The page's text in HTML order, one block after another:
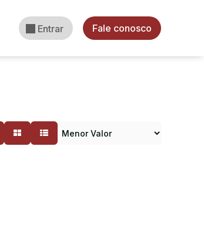
Fale conosco
Entrar